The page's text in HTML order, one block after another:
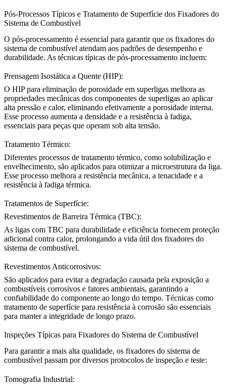
Pós-Processos Típicos e Tratamento de Superfície dos Fixadores do
Sistema de Combustível
O pós-processamento é essencial para garantir que os fixadores do
sistema de combustível atendam aos padrões de desempenho e
durabilidade. As técnicas típicas de pós-processamento incluem:
Prensagem Isostática a Quente (HIP):
O HIP para eliminação de porosidade em superligas melhora as
propriedades mecânicas dos componentes de superligas ao aplicar
alta pressão e calor, eliminando efetivamente a porosidade interna.
Esse processo aumenta a densidade e a resistência à fadiga,
essenciais para peças que operam sob alta tensão.
Tratamento Térmico:
Diferentes processos de tratamento térmico, como solubilização e
envelhecimento, são aplicados para otimizar a microestrutura da liga.
Esse processo melhora a resistência mecânica, a tenacidade e a
resistência à fadiga térmica.
Tratamentos de Superfície:
Revestimentos de Barreira Térmica (TBC):
As ligas com TBC para durabilidade e eficiência fornecem proteção
adicional contra calor, prolongando a vida útil dos fixadores do
sistema de combustível.
Revestimentos Anticorrosivos:
São aplicados para evitar a degradação causada pela exposição a
combustíveis corrosivos e fatores ambientais, garantindo a
confiabilidade do componente ao longo do tempo. Técnicas como
tratamento de superfície para resistência à corrosão são essenciais
para manter a integridade de longo prazo.
Inspeções Típicas para Fixadores do Sistema de Combustível
Para garantir a mais alta qualidade, os fixadores do sistema de
combustível passam por diversos protocolos de inspeção e teste:
Tomografia Industrial: